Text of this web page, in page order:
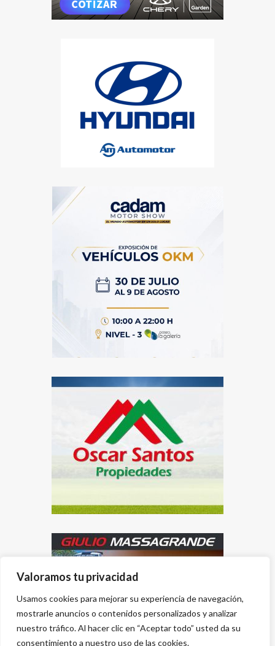
Valoramos tu privacidad
Usamos cookies para mejorar su experiencia de navegación,
mostrarle anuncios o contenidos personalizados y analizar
nuestro tráfico. Al hacer clic en “Aceptar todo” usted da su
consentimiento a nuestro uso de las cookies.